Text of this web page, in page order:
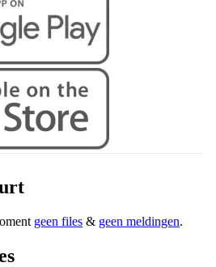
geen files & geen meldingen.